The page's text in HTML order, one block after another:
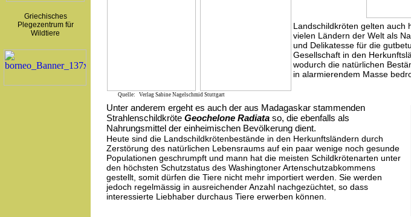
Griechisches
Plegezentrum für
Wildtiere
Quelle: Verlag Sabine Nagelschmid Stuttgart
Landschildkröten gelten auch
vielen Ländern der Welt als
und Delikatesse für die
Gesellschaft in den
wodurch die natürlichen
in alarmierendem Masse
Unter anderem ergeht es auch der aus Madagaskar stammenden
Strahlenschildkröte Geochelone Radiata so, die ebenfalls als
Nahrungsmittel der einheimischen Bevölkerung dient.
Heute sind die Landschildkrötenbestände in den Herkunftsländern durch
Zerstörung des natürlichen Lebensraums auf ein paar wenige noch gesunde
Populationen geschrumpft und mann hat die meisten Schildkrötenarten unter
den höchsten Schutzstatus des Washingtoner Artenschutzabkommens
gestellt, somit dürfen die Tiere nicht mehr importiert werden. Sie werden
jedoch regelmässig in ausreichender Anzahl nachgezüchtet, so dass
interessierte Liebhaber durchaus Tiere erwerben können.